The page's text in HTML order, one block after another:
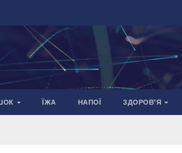
ЇЖА НАПОЇ ЗДОРОВ’Я